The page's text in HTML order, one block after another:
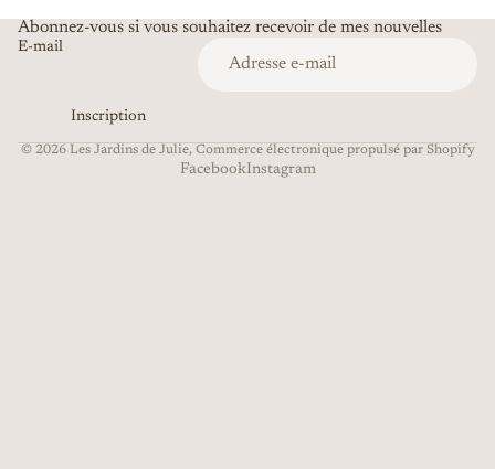
Abonnez-vous si vous souhaitez recevoir de mes nouvelles
E-mail
Inscription
© 2026 Les Jardins de Julie, Commerce électronique propulsé par Shopify
FacebookInstagram